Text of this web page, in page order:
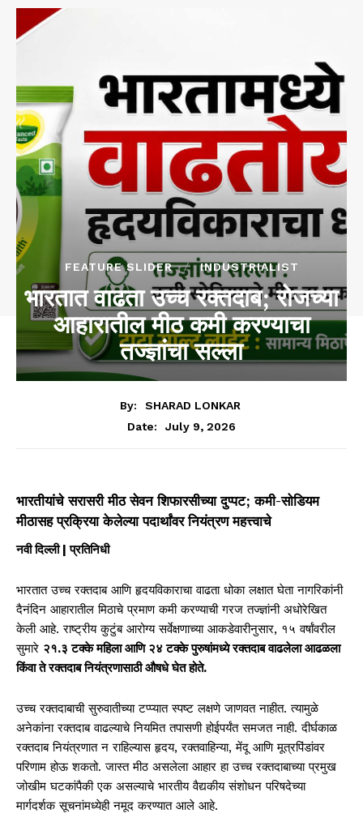
FEATURE SLIDER INDUSTRIALIST
भारतात वाढता उच्च रक्तदाब; रोजच्या
आहारातील मीठ कमी करण्याचा
तज्ज्ञांचा सल्ला
By:
SHARAD LONKAR
Date:
July 9, 2026
भारतीयांचे सरासरी मीठ सेवन शिफारसीच्या दुप्पट; कमी-सोडियम
मीठासह प्रक्रिया केलेल्या पदार्थांवर नियंत्रण महत्त्वाचे
नवी दिल्ली | प्रतिनिधी
भारतात उच्च रक्तदाब आणि हृदयविकाराचा वाढता धोका लक्षात घेता नागरिकांनी
दैनंदिन आहारातील मिठाचे प्रमाण कमी करण्याची गरज तज्ज्ञांनी अधोरेखित
केली आहे. राष्ट्रीय कुटुंब आरोग्य सर्वेक्षणाच्या आकडेवारीनुसार, १५ वर्षांवरील
सुमारे २१.३ टक्के महिला आणि २४ टक्के पुरुषांमध्ये रक्तदाब वाढलेला आढळला
किंवा ते रक्तदाब नियंत्रणासाठी औषधे घेत होते.
उच्च रक्तदाबाची सुरुवातीच्या टप्प्यात स्पष्ट लक्षणे जाणवत नाहीत. त्यामुळे
अनेकांना रक्तदाब वाढल्याचे नियमित तपासणी होईपर्यंत समजत नाही. दीर्घकाळ
रक्तदाब नियंत्रणात न राहिल्यास हृदय, रक्तवाहिन्या, मेंदू आणि मूत्रपिंडांवर
परिणाम होऊ शकतो. जास्त मीठ असलेला आहार हा उच्च रक्तदाबाच्या प्रमुख
जोखीम घटकांपैकी एक असल्याचे भारतीय वैद्यकीय संशोधन परिषदेच्या
मार्गदर्शक सूचनांमध्येही नमूद करण्यात आले आहे.